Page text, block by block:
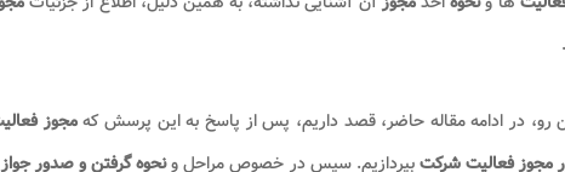
رو، در ادامه مقاله حاضر، قصد داریم، پس از پاسخ به این پرسش کهمجوز
مجوز فعالیت شرکتبپردازیم. سپس در خصوص مراحل ونحوه گرفتن و صدور